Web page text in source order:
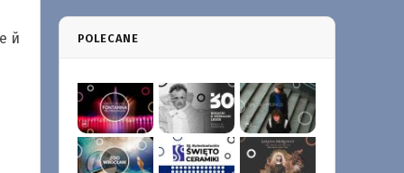
й POLECANE